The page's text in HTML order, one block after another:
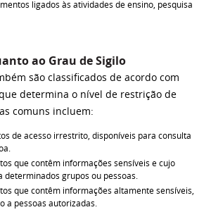
ligados às atividades de ensino, pesquisa
ao Grau de Sigilo
são classificados de acordo com
determina o nível de restrição de
comuns incluem:
de acesso irrestrito, disponíveis para consulta
que contêm informações sensíveis e cujo
determinados grupos ou pessoas.
que contêm informações altamente sensíveis,
a pessoas autorizadas.